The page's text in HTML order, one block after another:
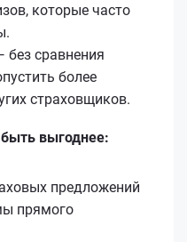
которые часто
без сравнения
более
страховщиков.
выгоднее:
предложений
прямого